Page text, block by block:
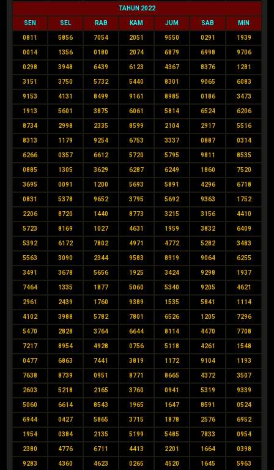
TAHUN 2022
SEN SEL RAB KAM JUM SAB MIN
0811 5856 7054 2051 9550 0291 1939
0014 1356 0180 2074 6879 6998 9706
0298 3948 6439 6123 4367 8376 1281
3151 3750 5732 5440 8301 9065 6083
9153 4131 8499 9161 8985 0186 3473
1913 5601 3875 6061 5814 6524 6206
8734 2998 2335 8599 2104 2917 5516
8313 1179 9254 6753 3337 0887 0314
6266 0357 6612 5720 5795 9811 8535
0885 1305 3629 6287 6249 1860 7520
3695 0091 1200 5693 5891 4296 6718
0831 5378 9652 3795 5692 9363 1752
2206 8720 1440 8773 3215 3156 4410
5723 8169 1027 4631 1959 3832 6409
5392 6172 7802 4971 4772 5282 3483
5563 3090 2344 9583 8919 9064 6255
3491 3678 5656 1925 3424 9298 1937
7464 1335 1877 5060 5340 9205 4621
2961 2439 1760 9389 1535 5841 1114
4102 3988 5782 7801 6526 1205 7296
5470 2828 3764 6644 8114 4470 7708
7217 8954 4928 0756 5118 4261 1548
0477 6863 7441 3819 1172 9104 1193
7638 8739 0951 8771 8665 4372 3507
2603 5218 2165 3760 0941 5319 9339
5060 6614 8543 1965 1647 8591 0524
6944 0427 5865 3715 1878 2576 6952
1954 0384 2135 5199 5485 7833 0954
2380 4776 6711 4413 2201 1664 0398
9283 4360 4623 0265 4520 1645 5963